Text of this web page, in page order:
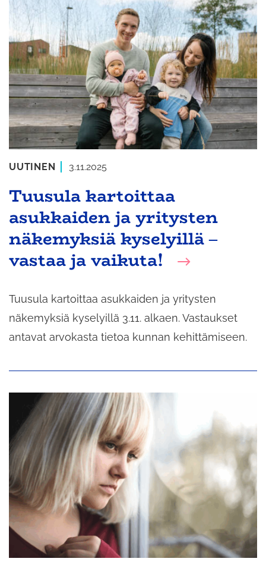
Tuusula kartoittaa
asukkaiden ja yritysten
näkemyksiä kyselyillä ‒
vastaa ja vaikuta!
UUTINEN 3.11.2025
Tuusula kartoittaa asukkaiden ja yritysten
näkemyksiä kyselyillä 3.11. alkaen. Vastaukset
antavat arvokasta tietoa kunnan kehittämiseen.